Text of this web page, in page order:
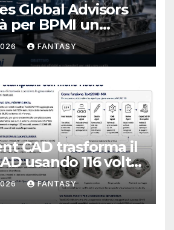
Global Advisors
per BPMI un
la stampa 3D
alla filiera
FANTASY
CAD trasforma il
usando 116 volte
FANTASY